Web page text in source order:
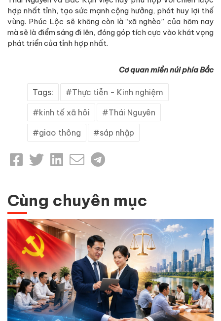
hợp nhất tỉnh, tạo sức mạnh cộng hưởng, phát huy lợi thế
vùng. Phúc Lộc sẽ không còn là “xã nghèo” của hôm nay
mà sẽ là điểm sáng đi lên, đóng góp tích cực vào khát vọng
phát triển của tỉnh hợp nhất.
Cơ quan miền núi phía Bắc
Tags: Thực tiễn - Kinh nghiệm
kinh tế xã hôi Thái Nguyên
giao thông sáp nhập
Cùng chuyên mục